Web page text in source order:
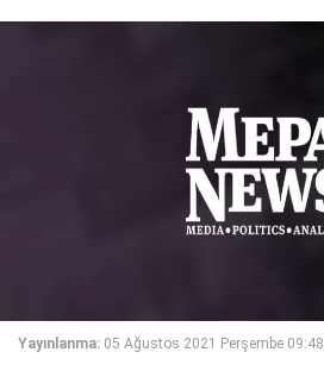
Yayınlanma: 05 Ağustos 2021 Perşembe 09:48